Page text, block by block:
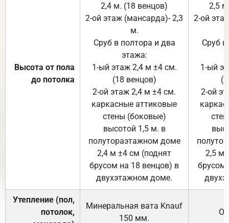
Высота от пола
до потолка
2,4 м. (18 венцов)
2-ой этаж (мансарда)- 2,3
м.
Сруб в полтора и два
этажа:
1-ый этаж 2,4 м ±4 см.
(18 венцов)
2-ой этаж 2,4 м ±4 см.
каркасные аттиковые
стены (боковые)
высотой 1,5 м. в
полутораэтажном доме
2,4 м ±4 см (поднят
брусом на 18 венцов) в
двухэтажном доме.
2,5
2-ой
Сруб
1-ый
2-ой
2,5 м
брусом
Утепление (пол,
потолок,
Минеральная вата Knauf
150 мм.